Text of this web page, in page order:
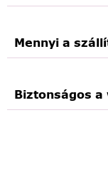
Mennyi a
Biztonságos